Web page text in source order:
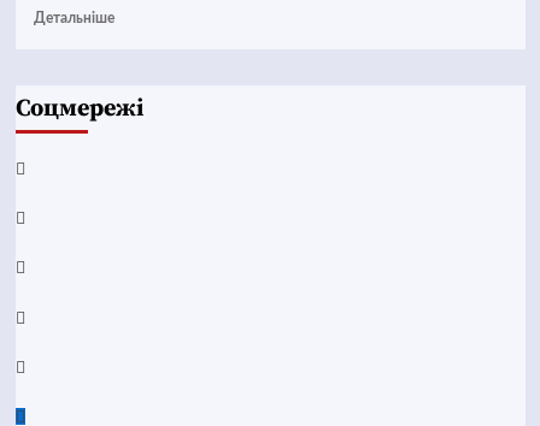
Детальніше
Соцмережі
Facebook
YouTube
Telegram
Instagram
Twitter
Google